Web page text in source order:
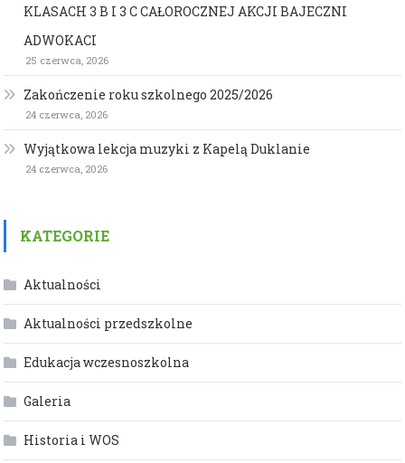
KLASACH 3 B I 3 C CAŁOROCZNEJ AKCJI BAJECZNI
ADWOKACI
25 czerwca, 2026
Zakończenie roku szkolnego 2025/2026
24 czerwca, 2026
Wyjątkowa lekcja muzyki z Kapelą Duklanie
24 czerwca, 2026
KATEGORIE
Aktualności
Aktualności przedszkolne
Edukacja wczesnoszkolna
Galeria
Historia i WOS